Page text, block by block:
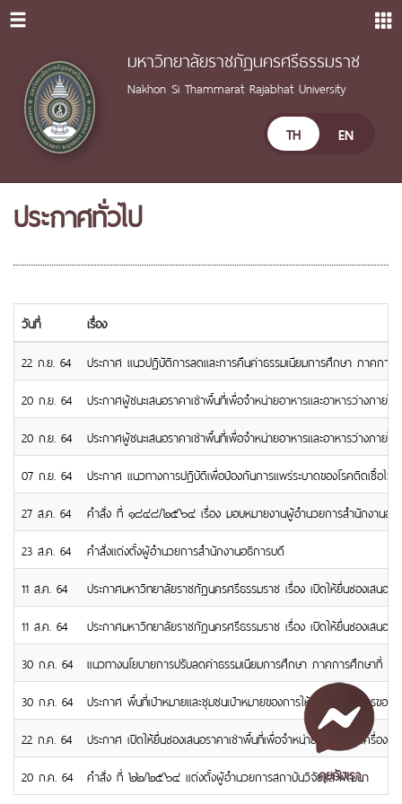
มหาวิทยาลัยราชภัฏนครศรีธรรมราช
Nakhon Si Thammarat Rajabhat University
TH EN
ประกาศทั่วไป
วันที่
เรื่อง
22 ก.ย. 64
ประกาศ แนวปฏิบัติการลดและการคืนค่าธรรมเนียมการศึกษา ภาคก
20 ก.ย. 64
ประกาศผู้ชนะเสนอราคาเช่าพื้นที่เพื่อจำหน่ายอาหารและอาหารว่าง
20 ก.ย. 64
ประกาศผู้ชนะเสนอราคาเช่าพื้นที่เพื่อจำหน่ายอาหารและอาหารว่างภ
07 ก.ย. 64
ประกาศ แนวทางการปฏิบัติเพื่อป้องกันการแพร่ระบาดของโรคติดเชื้อ
27 ส.ค. 64
คำสั่ง ที่ ๑๘๔๘/๒๕๖๔ เรื่อง มอบหมายงานผู้อำนวยการสำนักงานอธิ
23 ส.ค. 64
คำสั่งแต่งตั้งผู้อำนวยการสำนักงานอธิการบดี
11 ส.ค. 64
ประกาศมหาวิทยาลัยราชภัฏนครศรีธรรมราช เรื่อง เปิดให้ยื่นซองเสน
11 ส.ค. 64
ประกาศมหาวิทยาลัยราชภัฏนครศรีธรรมราช เรื่อง เปิดให้ยื่นซองเสน
30 ก.ค. 64
แนวทางนโยบายการปรับลดค่าธรรมเนียมการศึกษา ภาคการศึกษาที่
30 ก.ค. 64
ประกาศ พื้นที่เป้าหมายและชุมชนเป้าหมายของการให้บริการวิชาการข
22 ก.ค. 64
ประกาศ เปิดให้ยื่นซองเสนอราคาเช่าพื้นที่เพื่อจำหน่ายอาหารและเครื่
20 ก.ค. 64
คำสั่ง ที่ ๒๒/๒๕๖๔ แต่งตั้งผู้อำนวยการสถาบันวิจัยและพัฒนา
คุยกับเรา